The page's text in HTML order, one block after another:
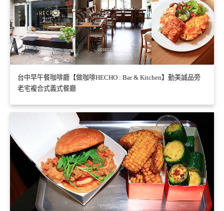
台中早午餐咖啡廳【做咖啡HECHO : Bar & Kitchen】勤美誠品旁
老宅複合式義式餐廳